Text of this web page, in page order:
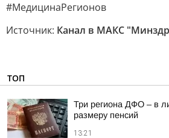
#МедицинаРегионов
Источник: Канал в МАКС
ТОП
Три региона ДФО – в
размеру пенсий
13:21